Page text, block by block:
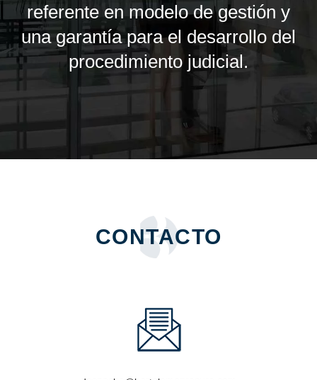
referente en modelo de gestión y
una garantía para el desarrollo del
procedimiento judicial.
CONTACTO